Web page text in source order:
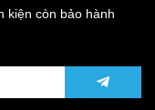
kiện còn bảo hành